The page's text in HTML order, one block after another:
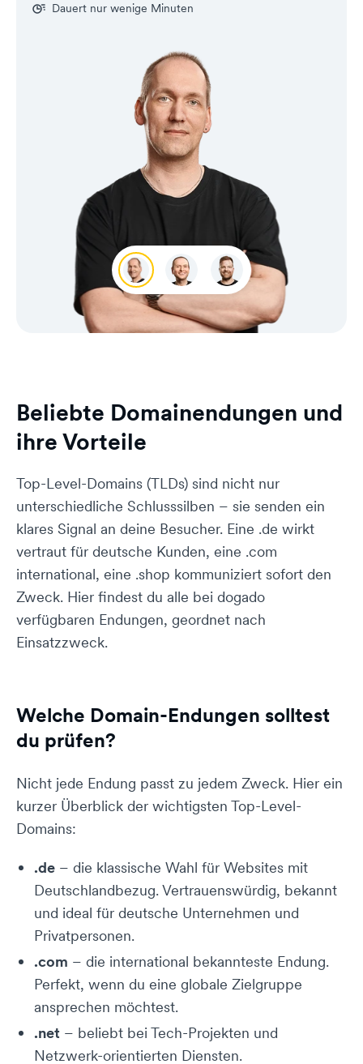
Carsten Renat Timo
Dauert nur wenige Minuten
Beliebte Domainendungen und
ihre Vorteile
Top-Level-Domains (TLDs) sind nicht nur
unterschiedliche Schlusssilben – sie senden ein
klares Signal an deine Besucher. Eine .de wirkt
vertraut für deutsche Kunden, eine .com
international, eine .shop kommuniziert sofort den
Zweck. Hier findest du alle bei dogado
verfügbaren Endungen, geordnet nach
Einsatzzweck.
Welche Domain-Endungen solltest
du prüfen?
Nicht jede Endung passt zu jedem Zweck. Hier ein
kurzer Überblick der wichtigsten Top-Level-
Domains:
.de – die klassische Wahl für Websites mit
Deutschlandbezug. Vertrauenswürdig, bekannt
und ideal für deutsche Unternehmen und
Privatpersonen.
.com – die international bekannteste Endung.
Perfekt, wenn du eine globale Zielgruppe
ansprechen möchtest.
.net – beliebt bei Tech-Projekten und
Netzwerk-orientierten Diensten.